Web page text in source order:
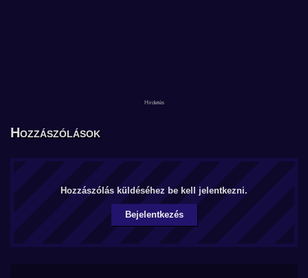
Hozzászólások
Hozzászólás küldéséhez be kell jelentkezni.
Bejelentkezés